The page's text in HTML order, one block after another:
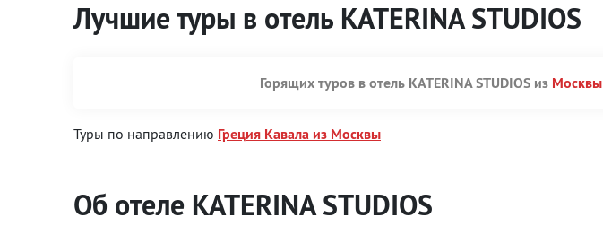
Лучшие туры в отель KATERINA STUDIOS
Горящих туров в отель KATERINA STUDIOS из Москвы
Туры по направлению Греция Кавала из Москвы
Об отеле KATERINA STUDIOS